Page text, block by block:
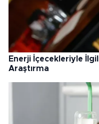
Enerji İçecekleriyle
Araştırma